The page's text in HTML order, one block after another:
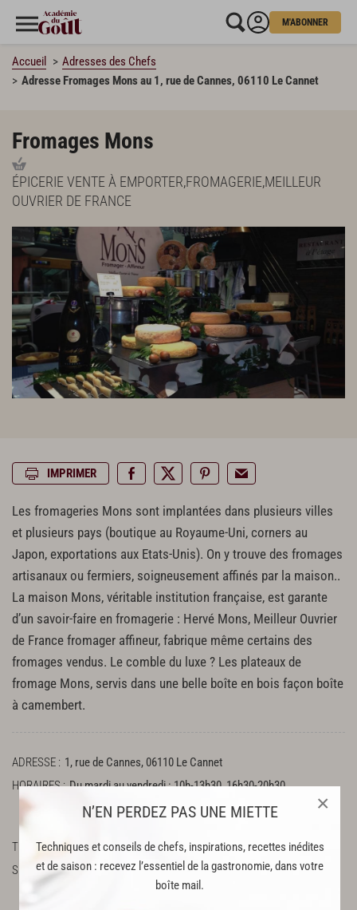
N’EN PERDEZ PAS UNE MIETTE
Techniques et conseils de chefs, inspirations, recettes inédites
et de saison : recevez l’essentiel de la gastronomie, dans votre
boîte mail.
×
M'ABONNER
Accueil
Adresses des Chefs
Adresse Fromages Mons au 1, rue de Cannes, 06110 Le Cannet
Fromages Mons
ÉPICERIE VENTE À EMPORTER,FROMAGERIE,MEILLEUR
OUVRIER DE FRANCE
IMPRIMER
Les fromageries Mons sont implantées dans plusieurs villes
et plusieurs pays (boutique au Royaume-Uni, corners au
Japon, exportations aux Etats-Unis). On y trouve des fromages
artisanaux ou fermiers, soigneusement affinés par la maison..
La maison Mons, véritable institution française, est garante
d’un savoir-faire en fromagerie : Hervé Mons, Meilleur Ouvrier
de France fromager affineur, fabrique même certains des
fromages vendus. Le comble du luxe ? Les plateaux de
fromage Mons, servis dans une belle boîte en bois façon boîte
à camembert.
ADRESSE
1, rue de Cannes, 06110 Le Cannet
HORAIRES
Du mardi au vendredi : 10h-13h30, 16h30-20h30
Le samedi : 9-13h30, 16h30-20h30
TÉLÉPHONE
3347762111
SUR LE WEB
http://www.mons-fromages.com/ Facebook